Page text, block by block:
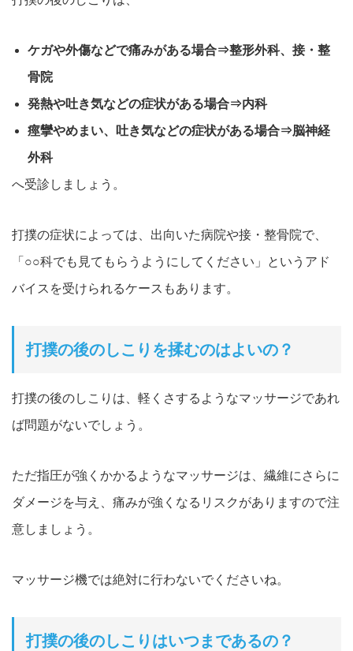
ケガや外傷などで痛みがある場合⇒整形外科、接・整
骨院
発熱や吐き気などの症状がある場合⇒内科
痙攣やめまい、吐き気などの症状がある場合⇒脳神経
外科
へ受診しましょう。
打撲の症状によっては、出向いた病院や接・整骨院で、
「○○科でも見てもらうようにしてください」というアド
バイスを受けられるケースもあります。
打撲の後のしこりを揉むのはよいの？
打撲の後のしこりは、軽くさするようなマッサージであれ
ば問題がないでしょう。
ただ指圧が強くかかるようなマッサージは、繊維にさらに
ダメージを与え、痛みが強くなるリスクがありますので注
意しましょう。
マッサージ機では絶対に行わないでくださいね。
打撲の後のしこりはいつまであるの？